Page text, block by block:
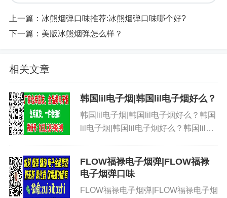
上一篇： 冰熊烟弹口味推荐:冰熊烟弹口味哪个好?
下一篇： 美版冰熊烟弹怎么样？
相关文章
韩国lil电子烟|韩国lil电子烟好么？
韩国lil电子烟|韩国lil电子烟好么？韩国
lil电子烟|韩国lil电子烟好么？韩国lil电
lil电子烟好么？...
FLOW福禄电子烟弹|FLOW福禄
电子烟弹口味
FLOW福禄电子烟弹|FLOW福禄电子烟